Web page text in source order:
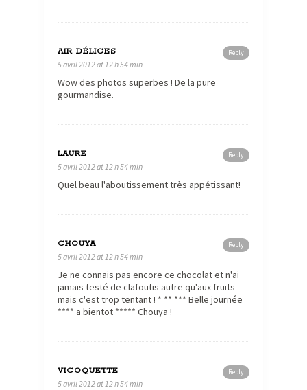
Reply
AIR DÉLICES
5 avril 2012 at 12 h 54 min
Wow des photos superbes ! De la pure
gourmandise.
Reply
LAURE
5 avril 2012 at 12 h 54 min
Quel beau l'aboutissement très appétissant!
Reply
CHOUYA
5 avril 2012 at 12 h 54 min
Je ne connais pas encore ce chocolat et n'ai
jamais testé de clafoutis autre qu'aux fruits
mais c'est trop tentant ! * ** *** Belle journée
**** a bientot ***** Chouya !
Reply
VICOQUETTE
5 avril 2012 at 12 h 54 min